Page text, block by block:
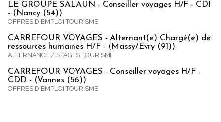
LE GROUPE SALAUN - Conseiller voyages H/F - CDI
- (Nancy (54))
OFFRES D'EMPLOI TOURISME
CARREFOUR VOYAGES - Alternant(e) Chargé(e) de
ressources humaines H/F - (Massy/Evry (91))
ALTERNANCE / STAGES TOURISME
CARREFOUR VOYAGES - Conseiller voyages H/F -
CDD - (Vannes (56))
OFFRES D'EMPLOI TOURISME